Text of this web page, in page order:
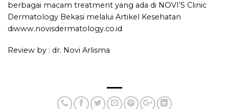
berbagai macam treatment yang ada di NOVI’S Clinic
Dermatology Bekasi melalui Artikel Kesehatan
diwww.novisdermatology.co.id
Review by : dr. Novi Arlisma